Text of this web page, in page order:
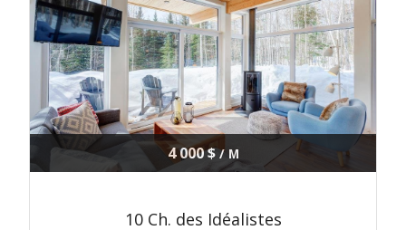
4 000 $/ M
10 Ch. des Idéalistes